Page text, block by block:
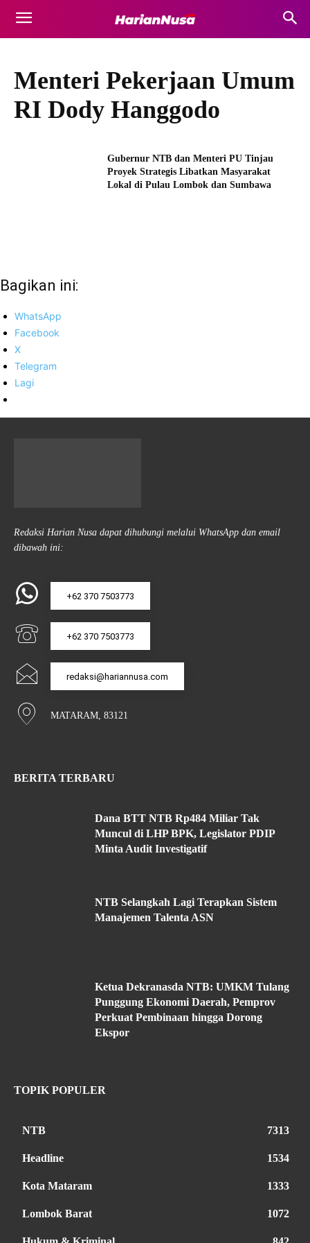
Menteri Pekerjaan Umum
RI Dody Hanggodo
Gubernur NTB dan Menteri PU Tinjau
Proyek Strategis Libatkan Masyarakat
Lokal di Pulau Lombok dan Sumbawa
Bagikan ini:
WhatsApp
Facebook
X
Telegram
Lagi
Redaksi Harian Nusa dapat dihubungi melalui WhatsApp dan email
dibawah ini:
+62 370 7503773
+62 370 7503773
redaksi@hariannusa.com
MATARAM, 83121
BERITA TERBARU
Dana BTT NTB Rp484 Miliar Tak
Muncul di LHP BPK, Legislator PDIP
Minta Audit Investigatif
NTB Selangkah Lagi Terapkan Sistem
Manajemen Talenta ASN
Ketua Dekranasda NTB: UMKM Tulang
Punggung Ekonomi Daerah, Pemprov
Perkuat Pembinaan hingga Dorong
Ekspor
TOPIK POPULER
NTB 7313
Headline 1534
Kota Mataram 1333
Lombok Barat 1072